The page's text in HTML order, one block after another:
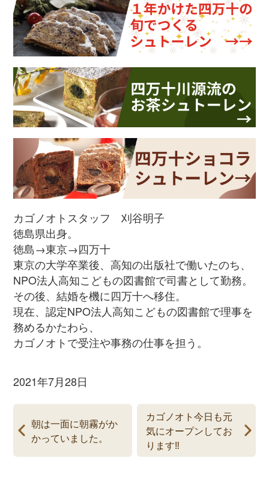
カゴノオトスタッフ 刈谷明子
徳島県出身。
徳島→東京→四万十
東京の大学卒業後、高知の出版社で働いたのち、
NPO法人高知こどもの図書館で司書として勤務。
その後、結婚を機に四万十へ移住。
現在、認定NPO法人高知こどもの図書館で理事を
務めるかたわら、
カゴノオトで受注や事務の仕事を担う。
2021年7月28日
朝は一面に朝霧がか
かっていました。
カゴノオト今日も元
気にオープンしてお
ります‼︎